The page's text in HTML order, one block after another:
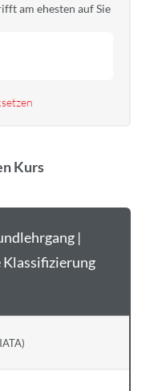
am ehesten auf Sie
Kurs
|
Klassifizierung